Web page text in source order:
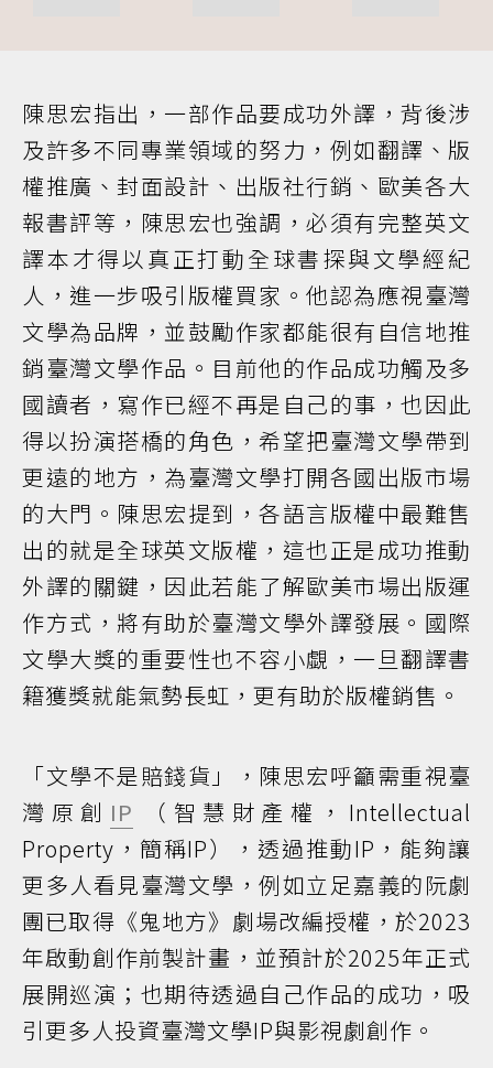
陳思宏指出，一部作品要成功外譯，背後涉
及許多不同專業領域的努力，例如翻譯、版
權推廣、封面設計、出版社行銷、歐美各大
報書評等，陳思宏也強調，必須有完整英文
譯本才得以真正打動全球書探與文學經紀
人，進一步吸引版權買家。他認為應視臺灣
文學為品牌，並鼓勵作家都能很有自信地推
銷臺灣文學作品。目前他的作品成功觸及多
國讀者，寫作已經不再是自己的事，也因此
得以扮演搭橋的角色，希望把臺灣文學帶到
更遠的地方，為臺灣文學打開各國出版市場
的大門。陳思宏提到，各語言版權中最難售
出的就是全球英文版權，這也正是成功推動
外譯的關鍵，因此若能了解歐美市場出版運
作方式，將有助於臺灣文學外譯發展。國際
文學大獎的重要性也不容小覷，一旦翻譯書
籍獲獎就能氣勢長虹，更有助於版權銷售。
「文學不是賠錢貨」，陳思宏呼籲需重視臺
灣原創 IP （智慧財產權，Intellectual
Property，簡稱IP），透過推動IP，能夠讓
更多人看見臺灣文學，例如立足嘉義的阮劇
團已取得《鬼地方》劇場改編授權，於2023
年啟動創作前製計畫，並預計於2025年正式
展開巡演；也期待透過自己作品的成功，吸
引更多人投資臺灣文學IP與影視劇創作。